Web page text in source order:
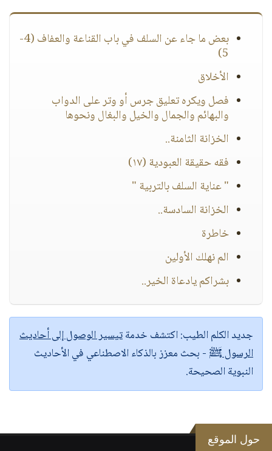
بعض ما جاء عن السلف في باب القناعة والعفاف (4-
5)
الأخلاق
فصل ويكره تعليق جرس أو وتر على الدواب
والبهائم والجمال والخيل والبغال ونحوها
الخزانة الثامنة..
فقه حقيقة العبودية (١٧)
" عناية السلف بالتربية "
الخزانة السادسة..
خاطرة
الم نهلك الأولين
بشراكم يادعاة الخير..
جديد الكلم الطيب:اكتشف خدمةتيسير الوصول إلى أحاديث
الرسول ﷺ - بحث معزز بالذكاء الاصطناعي في الأحاديث
النبوية الصحيحة.
حول الموقع